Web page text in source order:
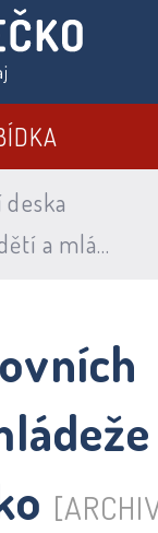
SDH Lidečko